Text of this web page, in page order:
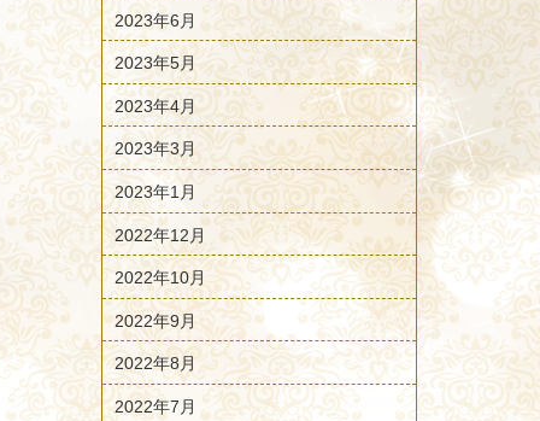
2023年6月
2023年5月
2023年4月
2023年3月
2023年1月
2022年12月
2022年10月
2022年9月
2022年8月
2022年7月